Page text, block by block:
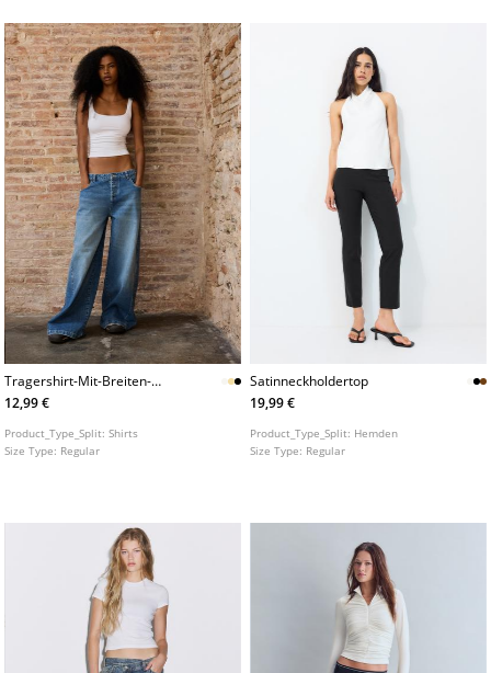
Tragershirt-Mit-Breiten-
Tragern
12,99 €
Product_Type_Split:Shirts
Size Type: Regular
Satinneckholdertop
19,99 €
Product_Type_Split: Hemden
Size Type: Regular